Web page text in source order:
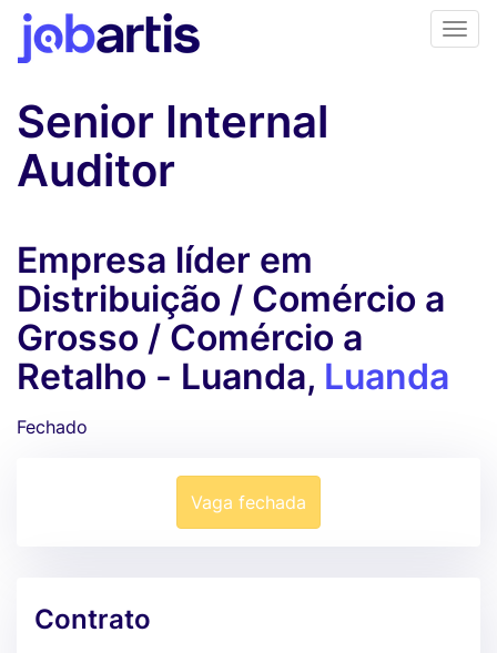
Senior Internal
Auditor
Empresa líder em
Distribuição / Comércio a
Grosso / Comércio a
Retalho - Luanda, Luanda
Fechado
Vaga fechada
Contrato